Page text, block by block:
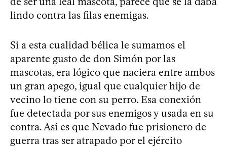
lindo contra las filas enemigas.
Si a esta cualidad bélica le sumamos el
aparente gusto de don Simón por las
mascotas, era lógico que naciera entre ambos
un gran apego, igual que cualquier hijo de
vecino lo tiene con su perro. Esa conexión
fue detectada por sus enemigos y usada en su
contra. Así es que Nevado fue prisionero de
guerra tras ser atrapado por el ejército